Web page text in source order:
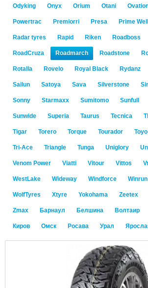
Odyking Onyx Orium Otani
Powertrac Premiorri Presa Prime Well
Radar tyres Rapid Riken Roadboss
RoadCruza Roadmarch Roadstone
Rotalla Rovelo Royal Black Rydanz
Sailun Satoya Sava Silverstone
Sonny Starmaxx Sumitomo Sunfull
Sunwide Superia Taurus Tecnica
Tigar Torero Torque Tourador Toyo
Tri-Ace Triangle Tunga Uniglory
Venom Power Viatti Vitour Vittos
WestLake Wideway Windforce Winrun
WolfTyres Xtyre Yokohama Zeetex
Zmax Барнаул Белшина Волтаир
Киров Омск Росава Урал